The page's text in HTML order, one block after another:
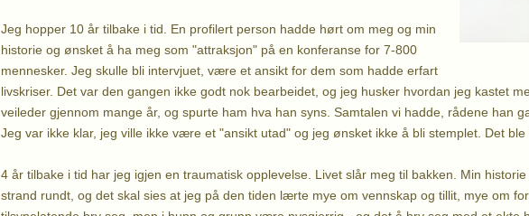
Jeg hopper 10 år tilbake i tid. En profilert person hadde hørt om meg og min
historie og ønsket å ha meg som "attraksjon" på en konferanse for 7-800
mennesker. Jeg skulle bli intervjuet, være et ansikt for dem som hadde erfart
livskriser. Det var den gangen ikke godt nok bearbeidet, og jeg husker hvordan jeg kastet
veileder gjennom mange år, og spurte ham hva han syns. Samtalen vi hadde, rådene han
Jeg var ikke klar, jeg ville ikke være et "ansikt utad" og jeg ønsket ikke å bli stemplet. Det ble
4 år tilbake i tid har jeg igjen en traumatisk opplevelse. Livet slår meg til bakken. Min
strand rundt, og det skal sies at jeg på den tiden lærte mye om vennskap og tillit, mye om